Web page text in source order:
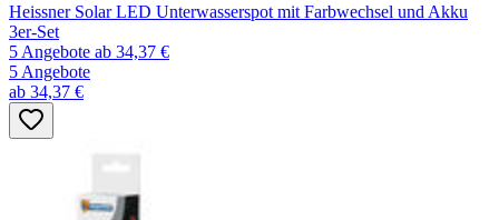
Heissner Solar LED Unterwasserspot mit Farbwechsel und Akku
3er-Set
5 Angebote ab 34,37 €
5 Angebote
ab 34,37 €